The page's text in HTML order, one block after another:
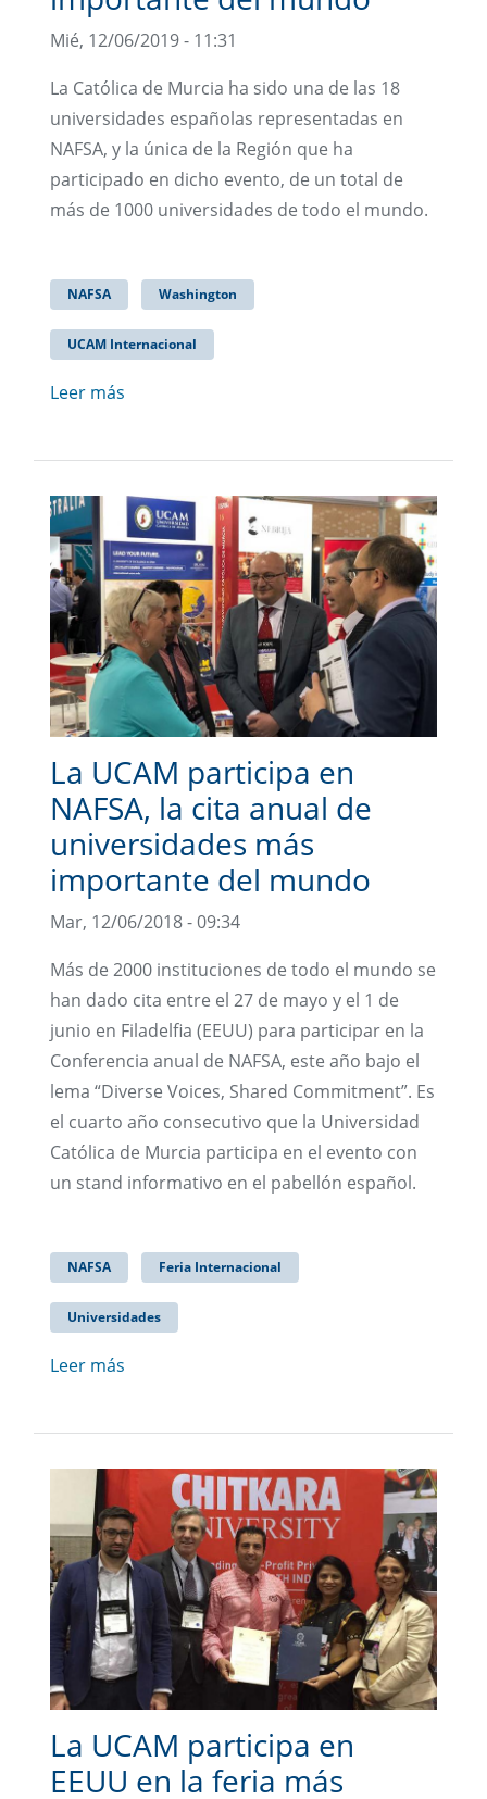
Mié, 12/06/2019 - 11:31
La Católica de Murcia ha sido una de las 18
universidades españolas representadas en
NAFSA, y la única de la Región que ha
participado en dicho evento, de un total de
más de 1000 universidades de todo el mundo.
NAFSA Washington
UCAM Internacional
Leer más
La UCAM participa en
NAFSA, la cita anual de
universidades más
importante del mundo
Mar, 12/06/2018 - 09:34
Más de 2000 instituciones de todo el mundo se
han dado cita entre el 27 de mayo y el 1 de
junio en Filadelfia (EEUU) para participar en la
Conferencia anual de NAFSA, este año bajo el
lema “Diverse Voices, Shared Commitment”. Es
el cuarto año consecutivo que la Universidad
Católica de Murcia participa en el evento con
un stand informativo en el pabellón español.
NAFSA Feria Internacional
Universidades
Leer más
La UCAM participa en
EEUU en la feria más